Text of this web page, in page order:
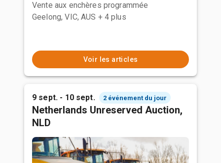
Vente aux enchères programmée
Geelong, VIC, AUS + 4 plus
Voir les articles
9 sept. - 10 sept. 2 événement du jour
Netherlands Unreserved Auction,
NLD